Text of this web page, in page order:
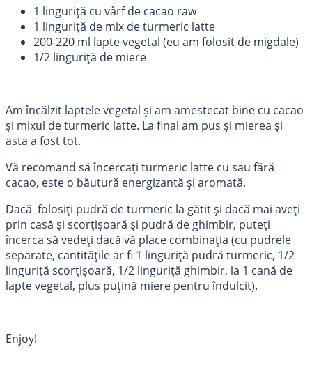
1 linguriță cu vârf de cacao raw
1 linguriță de mix de turmeric latte
200-220 ml lapte vegetal (eu am folosit de migdale)
1/2 linguriță de miere
Am încălzit laptele vegetal și am amestecat bine cu cacao
și mixul de turmeric latte. La final am pus și mierea și
asta a fost tot.
Vă recomand să încercați turmeric latte cu sau fără
cacao, este o băutură energizantă și aromată.
Dacă folosiți pudră de turmeric la gătit și dacă mai aveți
prin casă și scorțișoară și pudră de ghimbir, puteți
încerca să vedeți dacă vă place combinația (cu pudrele
separate, cantitățile ar fi 1 linguriță pudră turmeric, 1/2
linguriță scorțișoară, 1/2 linguriță ghimbir, la 1 cană de
lapte vegetal, plus puțină miere pentru îndulcit).
Enjoy!